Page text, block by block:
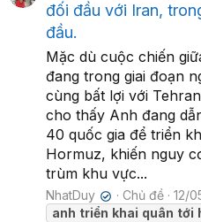
đối đầu với Iran,
đầu.
Mặc dù cuộc chiến
đang trong giai đoạn
cùng bất lợi với
cho thấy Anh đang
40 quốc gia để triển
Hormuz, khiến nguy
trùm khu vực...
NhatDuy ✔ Chủ đề
12/
anh triển khai quân tới